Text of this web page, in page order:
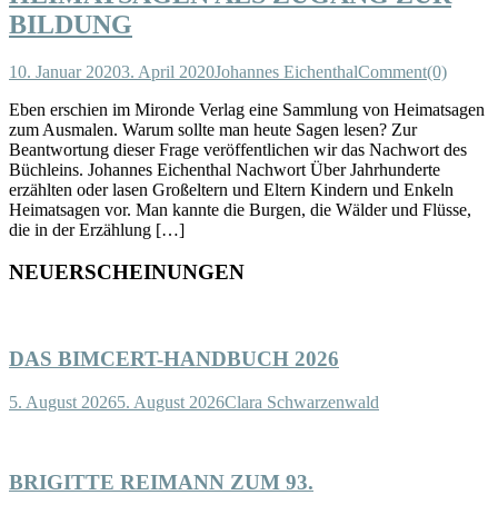
BILDUNG
10. Januar 20203. April 2020Johannes EichenthalComment(0)
Eben erschien im Mironde Verlag eine Sammlung von Heimatsagen
zum Ausmalen. Warum sollte man heute Sagen lesen? Zur
Beantwortung dieser Frage veröffentlichen wir das Nachwort des
Büchleins. Johannes Eichenthal Nachwort Über Jahrhunderte
erzählten oder lasen Großeltern und Eltern Kindern und Enkeln
Heimatsagen vor. Man kannte die Burgen, die Wälder und Flüsse,
die in der Erzählung […]
NEUERSCHEINUNGEN
DAS BIMCERT-HANDBUCH 2026
5. August 20265. August 2026Clara Schwarzenwald
BRIGITTE REIMANN ZUM 93.